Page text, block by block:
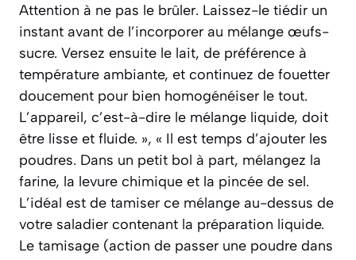
Attention à ne pas le brûler. Laissez-le tiédir un
instant avant de l’incorporer au mélange œufs-
sucre. Versez ensuite le lait, de préférence à
température ambiante, et continuez de fouetter
doucement pour bien homogénéiser le tout.
L’appareil, c’est-à-dire le mélange liquide, doit
être lisse et fluide. », « Il est temps d’ajouter les
poudres. Dans un petit bol à part, mélangez la
farine, la levure chimique et la pincée de sel.
L’idéal est de tamiser ce mélange au-dessus de
votre saladier contenant la préparation liquide.
Le tamisage (action de passer une poudre dans